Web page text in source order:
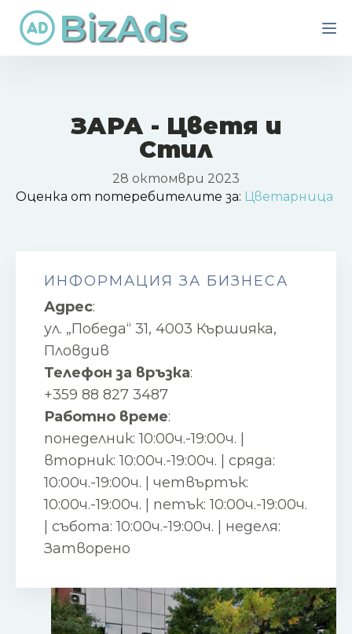
BizAds
ЗАРА - Цветя и
Стил
28 октомври 2023
Оценка от потеребителите за: Цветарница
ИНФОРМАЦИЯ ЗА БИЗНЕСА
Адрес:
ул. „Победа“ 31, 4003 Кършияка,
Пловдив
Телефон за връзка:
+359 88 827 3487
Работно време:
понеделник: 10:00ч.-19:00ч. |
вторник: 10:00ч.-19:00ч. | сряда:
10:00ч.-19:00ч. | четвъртък:
10:00ч.-19:00ч. | петък: 10:00ч.-19:00ч.
| събота: 10:00ч.-19:00ч. | неделя:
Затворено